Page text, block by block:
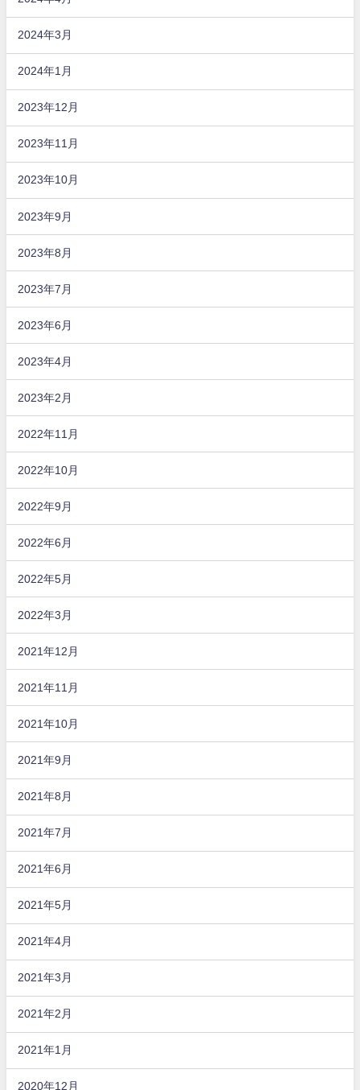
2024年3月
2024年1月
2023年12月
2023年11月
2023年10月
2023年9月
2023年8月
2023年7月
2023年6月
2023年4月
2023年2月
2022年11月
2022年10月
2022年9月
2022年6月
2022年5月
2022年3月
2021年12月
2021年11月
2021年10月
2021年9月
2021年8月
2021年7月
2021年6月
2021年5月
2021年4月
2021年3月
2021年2月
2021年1月
2020年12月